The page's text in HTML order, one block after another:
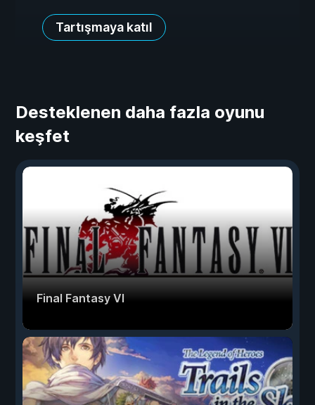
Tartışmaya katıl
Desteklenen daha fazla oyunu
keşfet
Final Fantasy VI